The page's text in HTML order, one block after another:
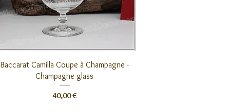
Aperçu rapide
Baccarat Camilla Coupe à Champagne -
Champagne glass
Prix
40,00 €